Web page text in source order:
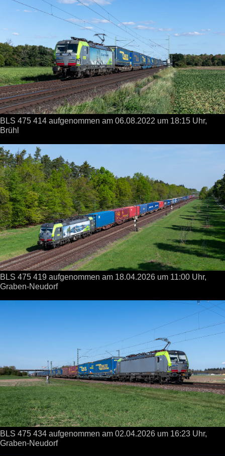
BLS 475 414 aufgenommen am 06.08.2022 um 18:15 Uhr,
Brühl
BLS 475 419 aufgenommen am 18.04.2026 um 11:00 Uhr,
Graben-Neudorf
BLS 475 434 aufgenommen am 02.04.2026 um 16:23 Uhr,
Graben-Neudorf